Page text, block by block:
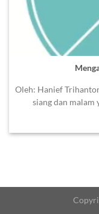
Oleh: Hanief
siang dan malam